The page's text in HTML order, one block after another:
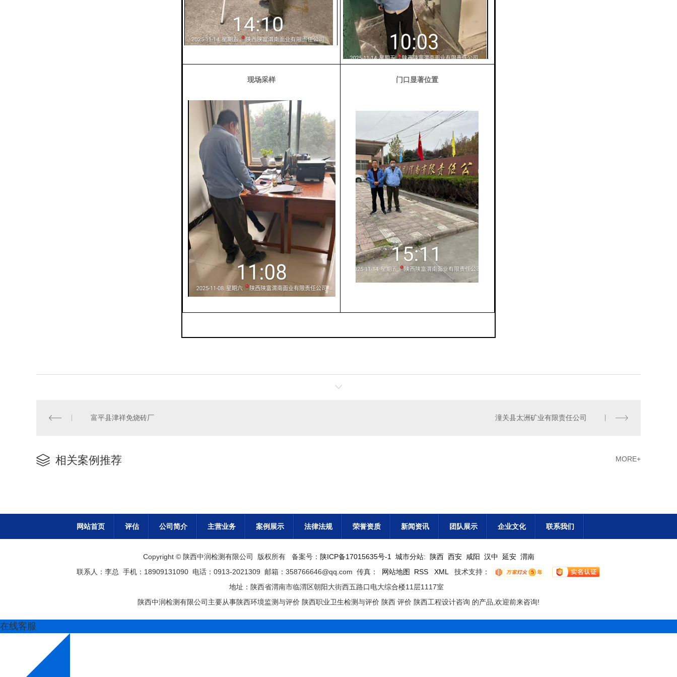
现场采样 门口显著位置
富平县津祥免烧砖厂 潼关县太洲矿业有限责任公司
相关案例推荐 MORE+
网站首页 评估 公司简介 主营业务 案例展示 法律法规 荣誉资质 新闻资讯 团队展示 企业文化 联系我们
Copyright © 陕西中润检测有限公司 版权所有 备案号： 陕ICP备17015635号-1 城市分站: 陕西 西安 咸阳 汉中 延安 渭南
联系人：李总 手机：18909131090 电话：0913-2021309 邮箱：358766646@qq.com 传真： 网站地图 RSS XML
技术支持：
地址：陕西省渭南市临渭区朝阳大街西五路口电大综合楼11层1117室
陕西中润检测有限公司主要从事陕西环境监测与评价 陕西职业卫生检测与评价 陕西 评价 陕西工程设计咨询 的产品,欢迎前来咨询!
在线客服